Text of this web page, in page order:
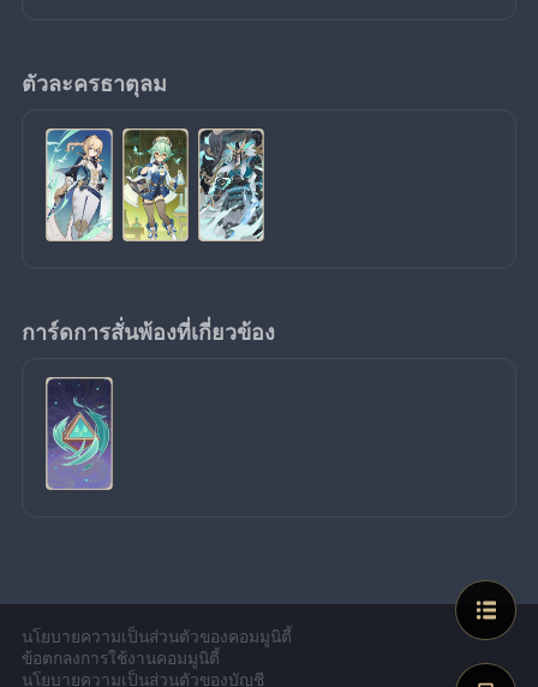
ตัวละครธาตุลม
การ์ดการสั่นพ้องที่เกี่ยวข้อง
นโยบายความเป็นส่วนตัวของคอมมูนิตี้
ข้อตกลงการใช้งานคอมมูนิตี้
นโยบายความเป็นส่วนตัวของบัญชี